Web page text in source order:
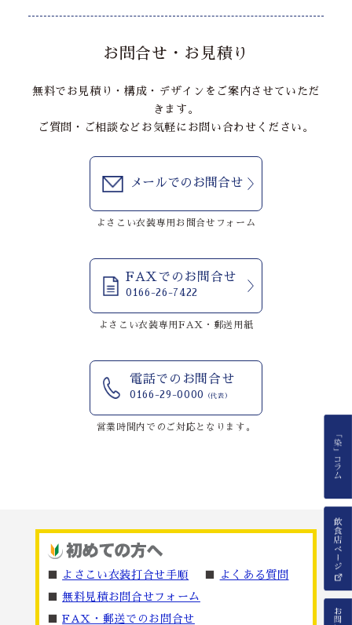
お問合せ・お見積り
無料でお見積り・構成・デザインをご案内させていただ
きます。
ご質問・ご相談などお気軽にお問い合わせください。
メールでのお問合せ
よさこい衣装専用お問合せフォーム
FAXでのお問合せ
0166-26-7422
よさこい衣装専用FAX・郵送用紙
電話でのお問合せ
0166-29-0000 （代表）
営業時間内でのご対応となります。
■ よさこい衣装打合せ手順 ■
よくある質問
■無料見積お問合せフォーム
■FAX・郵送でのお問合せ